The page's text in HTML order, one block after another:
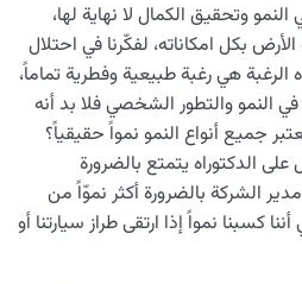
النمو وتحقيق الكمال لا نهاية لها،
بكل امكاناته، لفكّرنا في احتلال
هي رغبة طبيعية وفطرية تماماً،
النمو والتطور الشخصي فلا بد أنه
جميع أنواع النمو نمواً حقيقياً؟
الدكتوراه يتمتع بالضرورة
الشركة بالضرورة أكثر نموّاً من
كسبنا نمواً إذا ارتقى طراز سيارتنا أو